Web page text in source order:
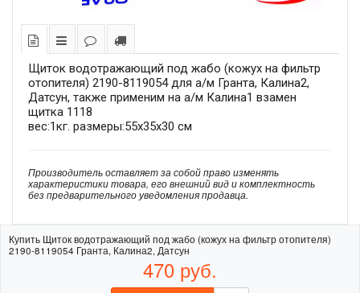
Щиток водотражающий под жабо (кожух на фильтр
отопителя) 2190-8119054 для а/м Гранта, Калина2,
Датсун, также применим на а/м Калина1 взамен
щитка 1118
вес:1кг. размеры:55x35x30 см
Производитель оставляет за собой право изменять
характеристики товара, его внешний вид и комплектность
без предварительного уведомления продавца.
Купить Щиток водотражающий под жабо (кожух на фильтр отопителя)
2190-8119054 Гранта, Калина2, Датсун
470 руб.